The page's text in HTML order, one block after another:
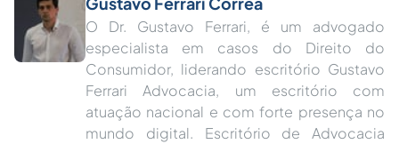
O Dr. Gustavo Ferrari, é um advogado
especialista em casos do Direito do
Consumidor, liderando escritório Gustavo
Ferrari Advocacia, um escritório com
atuação nacional e com forte presença no
mundo digital. Escritório de Advocacia